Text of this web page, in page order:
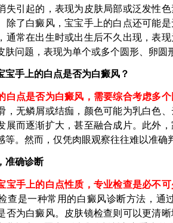
失引起的，表现为皮肤局部或泛发性
除了白癜风，宝宝手上的白点还可能
通常在出生时或出生后不久出现，表
肤问题，表现为单个或多个圆形、卵圆
宝手上的白点是否为白癜风？
白点是否为白癜风，需要综合考虑多
，无鳞屑或结痂，颜色可能为乳白色
展而逐渐扩大，甚至融合成片。此外
等。然而，仅凭肉眼观察往往难以准确
准确诊断
宝手上的白点性质，专业检查是必不可
查是一种常用的白癜风诊断方法，通
否为白癜风。皮肤镜检查则可以更清